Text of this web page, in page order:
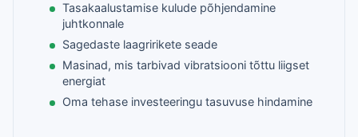
Tasakaalustamise kulude põhjendamine
juhtkonnale
Sagedaste laagririkete seade
Masinad, mis tarbivad vibratsiooni tõttu liigset
energiat
Oma tehase investeeringu tasuvuse hindamine